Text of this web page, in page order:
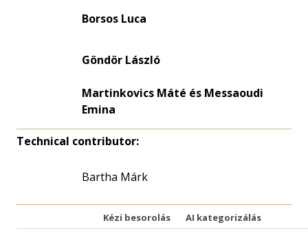
Borsos Luca
Göndör László
Martinkovics Máté és Messaoudi
Emina
Technical contributor:
Bartha Márk
Kézi besorolás AI kategorizálás